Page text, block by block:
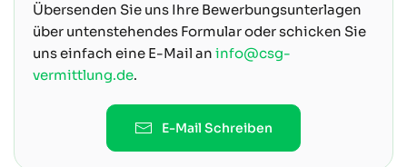
Übersenden Sie uns Ihre Bewerbungsunterlagen
über untenstehendes Formular oder schicken Sie
uns einfach eine E-Mail an info@csg-
vermittlung.de.
E-Mail Schreiben